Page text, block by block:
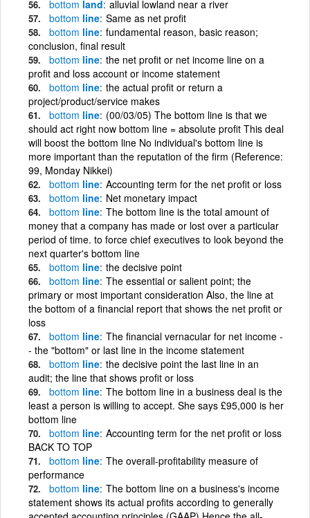
bottom land alluvial lowland near a river
bottom line Same as net profit
bottom line fundamental reason, basic reason;
conclusion, final result
bottom line the net profit or net income line on a
profit and loss account or income statement
bottom line the actual profit or return a
project/product/service makes
bottom line (00/03/05) The bottom line is that we
should act right now bottom line = absolute profit This deal
will boost the bottom line No individual's bottom line is
more important than the reputation of the firm (Reference:
99, Monday Nikkei)
bottom line Accounting term for the net profit or loss
bottom line Net monetary impact
bottom line The bottom line is the total amount of
money that a company has made or lost over a particular
period of time. to force chief executives to look beyond the
next quarter's bottom line
bottom line the decisive point
bottom line The essential or salient point; the
primary or most important consideration Also, the line at
the bottom of a financial report that shows the net profit or
loss
bottom line The financial vernacular for net income -
- the "bottom" or last line in the income statement
bottom line the decisive point the last line in an
audit; the line that shows profit or loss
bottom line The bottom line in a business deal is the
least a person is willing to accept. She says £95,000 is her
bottom line
bottom line Accounting term for the net profit or loss
BACK TO TOP
bottom line The overall-profitability measure of
performance
bottom line The bottom line on a business's income
statement shows its actual profits according to generally